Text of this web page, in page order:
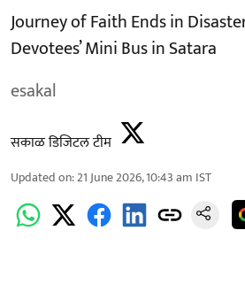
Journey of Faith Ends in
Devotees’ Mini Bus in Satara
esakal
सकाळ डिजिटल टीम
Updated on:21 June 2026, 10:43 am IST